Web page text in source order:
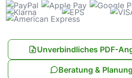
Unverbindliches PDF-
Beratung &